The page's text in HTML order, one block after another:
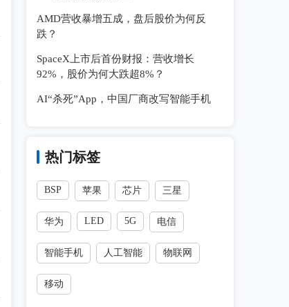
AMD营收暴增五成，盘后股价为何反
跌？
SpaceX上市后首份财报：营收增长
92%，股价为何大跌超8%？
AI“杀死”App，中国厂商改写智能手机
热门标签
BSP 苹果 芯片 三星
华为 LED 5G 电信
智能手机 人工智能 物联网
移动